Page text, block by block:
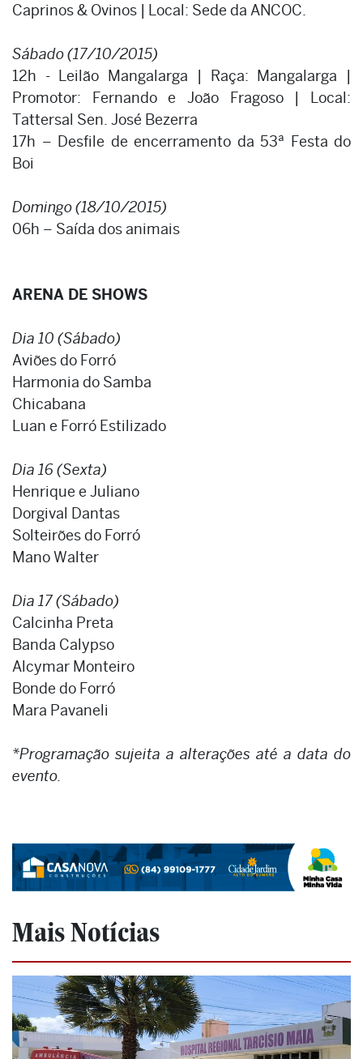
Caprinos & Ovinos | Local: Sede da ANCOC.
Sábado (17/10/2015)
12h - Leilão Mangalarga | Raça: Mangalarga |
Promotor: Fernando e João Fragoso | Local:
Tattersal Sen. José Bezerra
17h – Desfile de encerramento da 53ª Festa do
Boi
Domingo (18/10/2015)
06h – Saída dos animais
ARENA DE SHOWS
Dia 10 (Sábado)
Aviões do Forró
Harmonia do Samba
Chicabana
Luan e Forró Estilizado
Dia 16 (Sexta)
Henrique e Juliano
Dorgival Dantas
Solteirões do Forró
Mano Walter
Dia 17 (Sábado)
Calcinha Preta
Banda Calypso
Alcymar Monteiro
Bonde do Forró
Mara Pavaneli
*Programação sujeita a alterações até a data do
evento.
Mais Notícias